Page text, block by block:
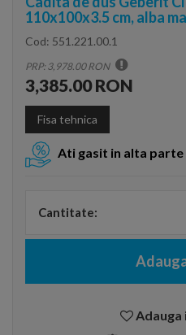
110x100x3.5 cm, alba
Cod: 551.221.00.1
PRP: 3,978.00 RON
3,385.00 RON
Fisa tehnica
Ati gasit in alta
Cantitate:
Adauga